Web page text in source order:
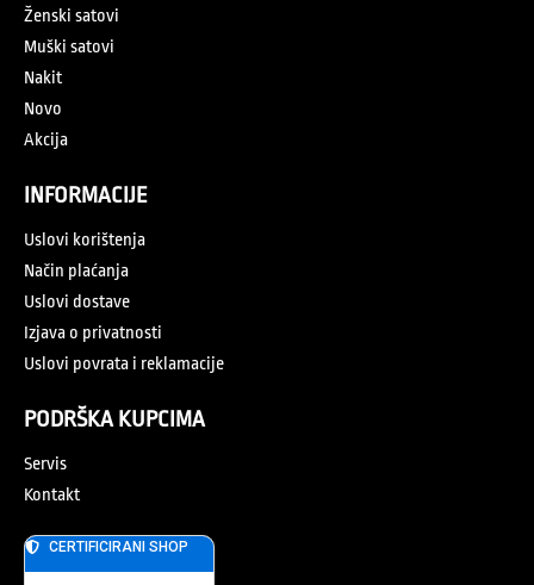
Ženski satovi
Muški satovi
Nakit
Novo
Akcija
INFORMACIJE
Uslovi korištenja
Način plaćanja
Uslovi dostave
Izjava o privatnosti
Uslovi povrata i reklamacije
PODRŠKA KUPCIMA
Servis
Kontakt